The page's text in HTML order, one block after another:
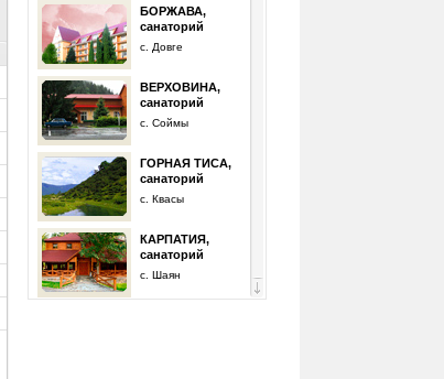
БОРЖАВА,
санаторий
с. Довге
ВЕРХОВИНА,
санаторий
с. Соймы
ГОРНАЯ ТИСА,
санаторий
с. Квасы
КАРПАТИЯ,
санаторий
с. Шаян